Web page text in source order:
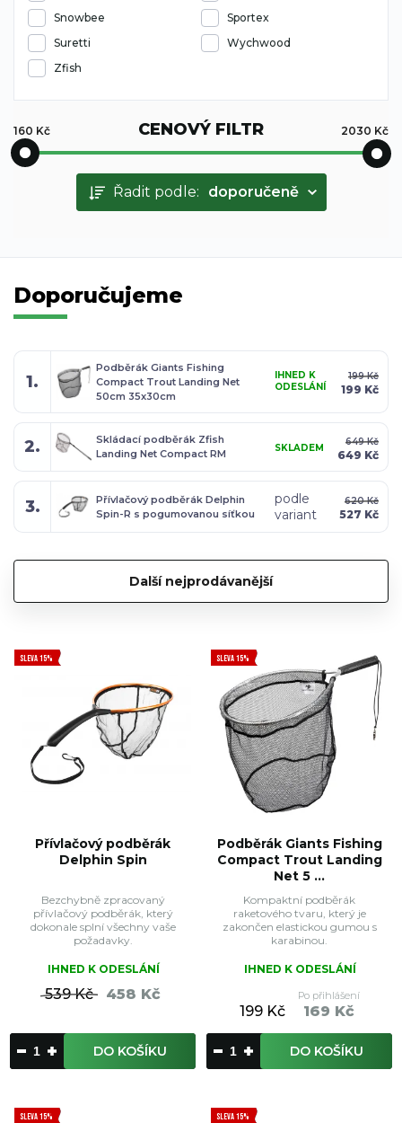
Snowbee
Sportex
Suretti
Wychwood
Zfish
CENOVÝ FILTR
160 Kč 2030 Kč
Řadit podle: doporučeně
Doporučujeme
1.
Podběrák Giants Fishing
Compact Trout Landing Net
50cm 35x30cm
IHNED K
ODESLÁNÍ
199 Kč
199 Kč
2.
Skládací podběrák Zfish
Landing Net Compact RM
SKLADEM
649 Kč
649 Kč
3.
Přívlačový podběrák Delphin
Spin-R s pogumovanou síťkou
podle
variant
620 Kč
527 Kč
Další nejprodávanější
SLEVA 15%
Přívlačový podběrák
Delphin Spin
Bezchybně zpracovaný
přívlačový podběrák, který
dokonale splní všechny vaše
požadavky.
IHNED K ODESLÁNÍ
539 Kč 458 Kč
DO KOŠÍKU
SLEVA 15%
Podběrák Giants Fishing
Compact Trout Landing
Net 5 ...
Kompaktní podběrák
raketového tvaru, který je
zakončen elastickou gumou s
karabinou.
IHNED K ODESLÁNÍ
199 Kč
Po přihlášení
169 Kč
DO KOŠÍKU
SLEVA 15% SLEVA 15%